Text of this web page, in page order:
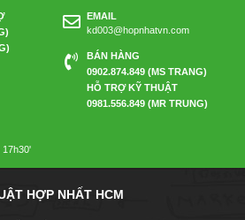
EMAIL
kd003@hopnhatvn.com
BÁN HÀNG
0902.874.849 (MS TRANG)
HỖ TRỢ KỸ THUẬT
0981.556.849 (MR TRUNG)
HỢP NHẤT HCM